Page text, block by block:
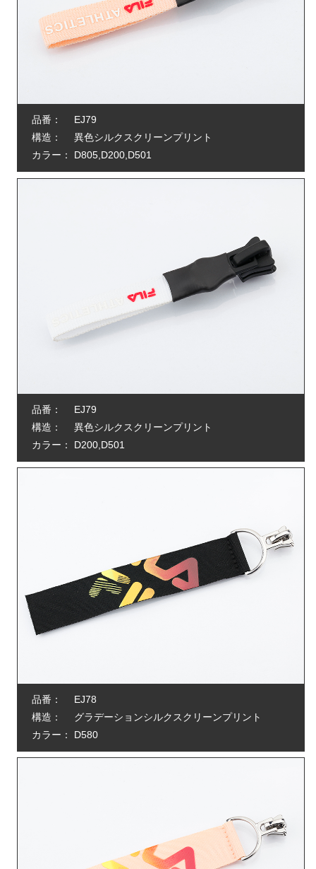
品番：
EJ79
構造：
異色シルクスクリーンプリント
カラー：
D805,D200,D501
品番：
EJ79
構造：
異色シルクスクリーンプリント
カラー：
D200,D501
品番：
EJ78
構造：
グラデーションシルクスクリーンプリント
カラー：
D580